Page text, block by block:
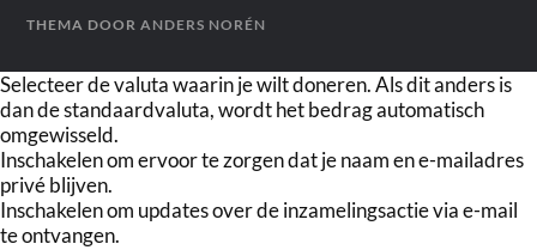
THEMA DOORANDERS NORÉN
Selecteer de valuta waarin je wilt doneren. Als dit anders is
dan de standaardvaluta, wordt het bedrag automatisch
omgewisseld.
Inschakelen om ervoor te zorgen dat je naam en e-mailadres
privé blijven.
Inschakelen om updates over de inzamelingsactie via e-mail
te ontvangen.